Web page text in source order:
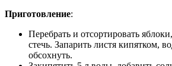
Приготовление:
Перебрать и отсортировать
стечь. Запарить листя кипятком,
обсохнуть.